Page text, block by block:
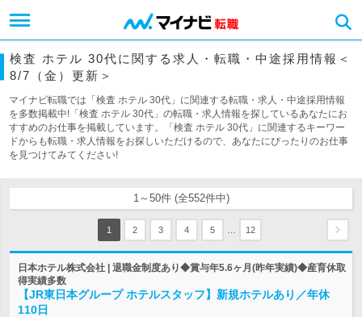
検査 ホテル 30代に関する求人・転職・中途採用情報＜
8/7（金）更新＞
マイナビ転職では「検査 ホテル 30代」に関連する転職・求人・中途採用情報
を多数掲載中!「検査 ホテル 30代」の転職・求人情報を探しているあなたにお
すすめのお仕事を掲載しています。「検査 ホテル 30代」に関連するキーワー
ドからも転職・求人情報をお探しいただけるので、あなたにぴったりのお仕事
を見つけてみてください!
1～50件 (全552件中)
1 2 3 4 5 12
日本ホテル株式会社 | 退職金制度あり◆賞与年5.6ヶ月(昨年実績)◆産育休取
得実績多数
【JR東日本グループ ホテルスタッフ】新規ホテルあり／年休
110日